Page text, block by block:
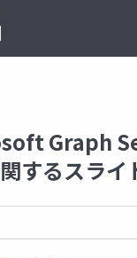
Graph
するスライ